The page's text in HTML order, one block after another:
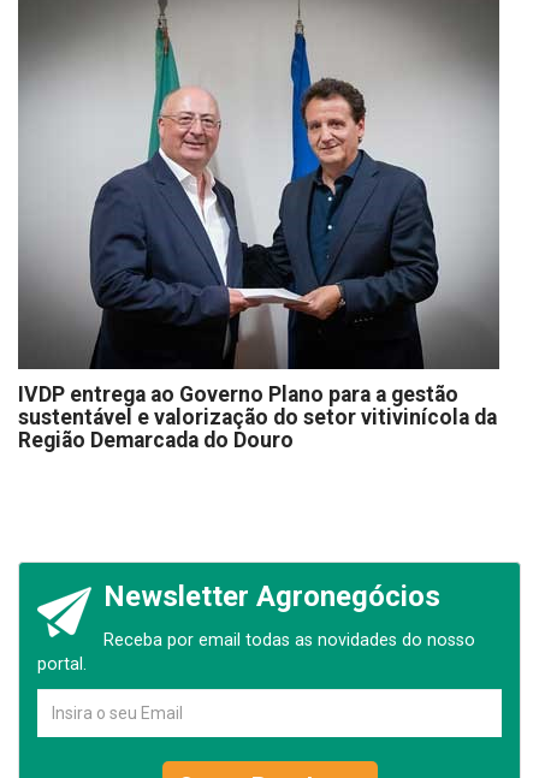
IVDP entrega ao Governo Plano para a gestão
sustentável e valorização do setor vitivinícola da
Região Demarcada do Douro
Newsletter Agronegócios
Receba por email todas as novidades do nosso
portal.